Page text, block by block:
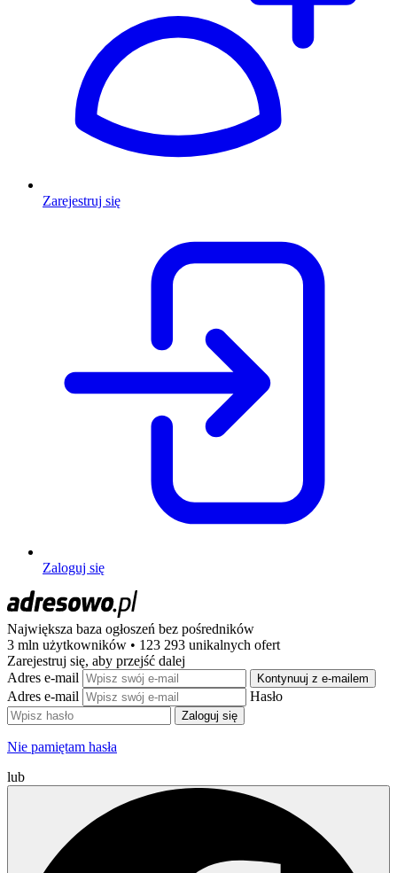
Zarejestruj się
Zaloguj się
Największa baza ogłoszeń bez pośredników
3 mln użytkowników • 123 293 unikalnych ofert
Zarejestruj się, aby przejść dalej
Adres e-mail
Kontynuuj z e-mailem
Adres e-mail Hasło
Zaloguj się
Nie pamiętam hasła
lub